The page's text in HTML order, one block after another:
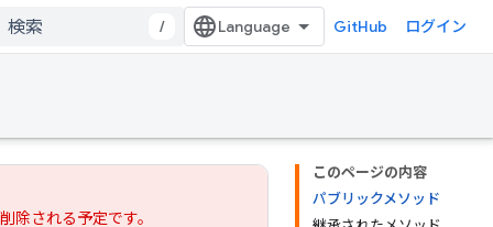
/ GitHub ログイン
このページの内容
パブリックメソッド
除される予定です。